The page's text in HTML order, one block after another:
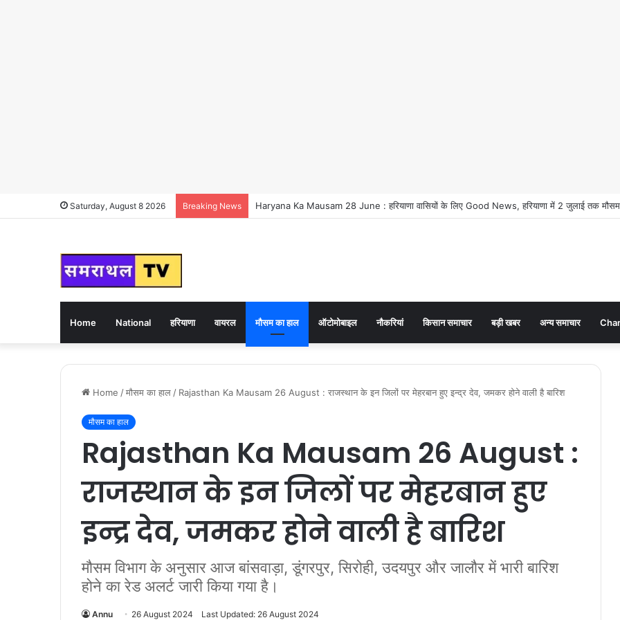
Saturday, August 8 2026 Breaking News Haryana News : हरियाणा वासियों के लिए Good News, हरियाणा वासियों का गुरुग्राम में अपना घर लेने का
Home National हरियाणा वायरल मौसम का हाल ऑटोमोबाइल नौकरियां किसान समाचार बड़ी खबर अन्य समाचार
Home /मौसम का हाल / Rajasthan Ka Mausam 26 August : राजस्थान के इन जिलों पर मेहरबान हुए इन्द्र देव, जमकर होने वाली है बारिश
मौसम का हाल
Rajasthan Ka Mausam 26 August :
राजस्थान के इन जिलों पर मेहरबान हुए
इन्द्र देव, जमकर होने वाली है बारिश
मौसम विभाग के अनुसार आज बांसवाड़ा, डूंगरपुर, सिरोही, उदयपुर और जालौर में भारी बारिश
होने का रेड अलर्ट जारी किया गया है।
Annu 26 August 2024 Last Updated: 26 August 2024